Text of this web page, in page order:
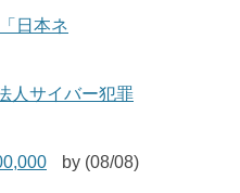
日本ネ
人サイバー犯罪
by (08/08)